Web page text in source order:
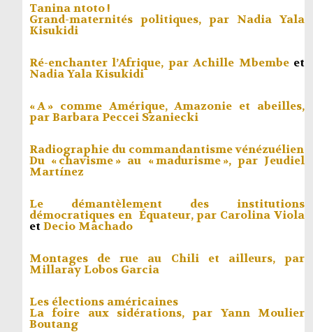
Tanina ntoto !
Grand-maternités politiques, par Nadia Yala
Kisukidi
Ré-enchanter l’Afrique, parAchille Mbembeet
Nadia Yala Kisukidi
« A » comme Amérique, Amazonie et abeilles,
parBarbara Peccei Szaniecki
Radiographie du commandantisme vénézuélien
Du « chavisme » au « madurisme », par Jeudiel
Martínez
Le démantèlement des institutions
démocratiques en Équateur, par Carolina Viola
et Decio Machado
Montages de rue au Chili et ailleurs, par
Millaray Lobos Garcia
Les élections américaines
La foire aux sidérations, par Yann Moulier
Boutang